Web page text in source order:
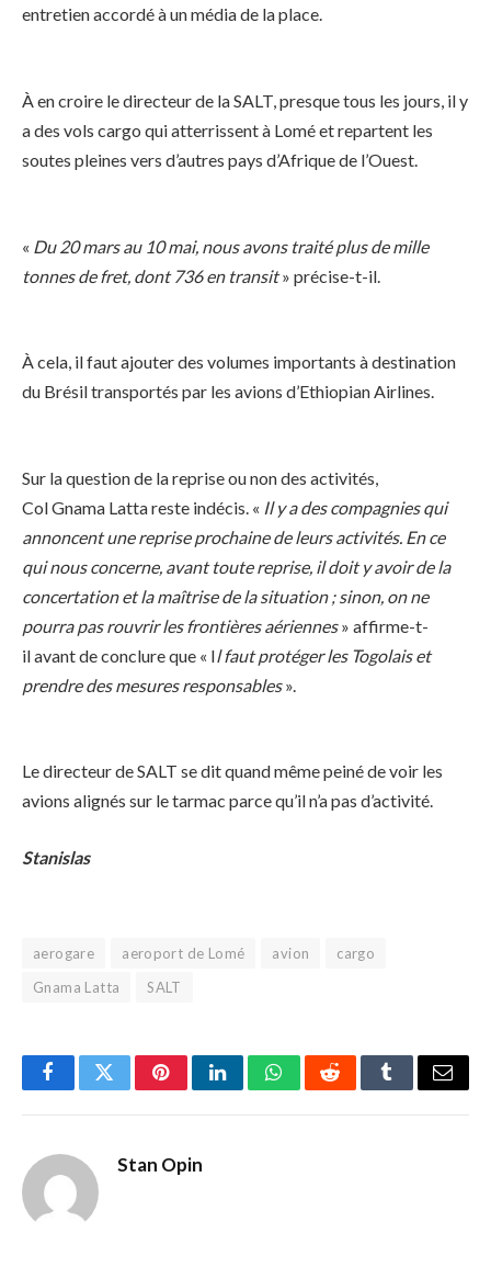
entretien accordé à un média de la place.
À en croire le directeur de la SALT, presque tous les jours, il y
a des vols cargo qui atterrissent à Lomé et repartent les
soutes pleines vers d’autres pays d’Afrique de l’Ouest.
« Du 20 mars au 10 mai, nous avons traité plus de mille
tonnes de fret, dont 736 en transit» précise-t-il.
À cela, il faut ajouter des volumes importants à destination
du Brésil transportés par les avions d’Ethiopian Airlines.
Sur la question de la reprise ou non des activités,
Col Gnama Latta reste indécis. « Il y a des compagnies qui
annoncent une reprise prochaine de leurs activités. En ce
qui nous concerne, avant toute reprise, il doit y avoir de la
concertation et la maîtrise de la situation ; sinon, on ne
pourra pas rouvrir les frontières aériennes» affirme-t-
il avant de conclure que « Il faut protéger les Togolais et
prendre des mesures responsables».
Le directeur de SALT se dit quand même peiné de voir les
avions alignés sur le tarmac parce qu’il n’a pas d’activité.
Stanislas
aerogare aeroport de Lomé avion
cargo
Gnama Latta
SALT
FacebookTwitterPinterestLinkedInWhatsAppRedditTumblrEmail
Stan Opin